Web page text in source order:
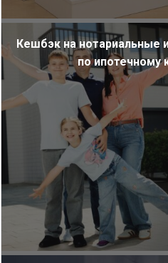
Кешбэк на нотариальные
по ипотечному